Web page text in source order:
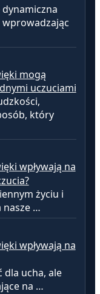
mogą
uczuciami
który
wpływają na
życiu i
nasze …
wpływają na
ucha, ale
na …